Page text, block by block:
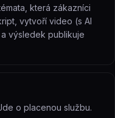
která zákazníci
vytvoří video (s AI
výsledek publikuje
o placenou službu.